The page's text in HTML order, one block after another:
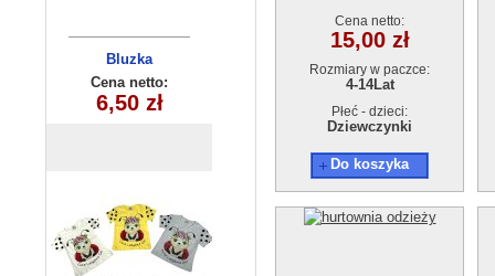
Bluzka
dziewczęca
(1-4) 4szt
Cena netto:
6,50 zł
Bluza
dziewczęca
270625-8(6-16)
Cena netto:
35,00 zł
Cena netto:
15,00 zł
Rozmiary w paczce:
4-14Lat
Płeć - dzieci:
Dziewczynki
Do koszyka